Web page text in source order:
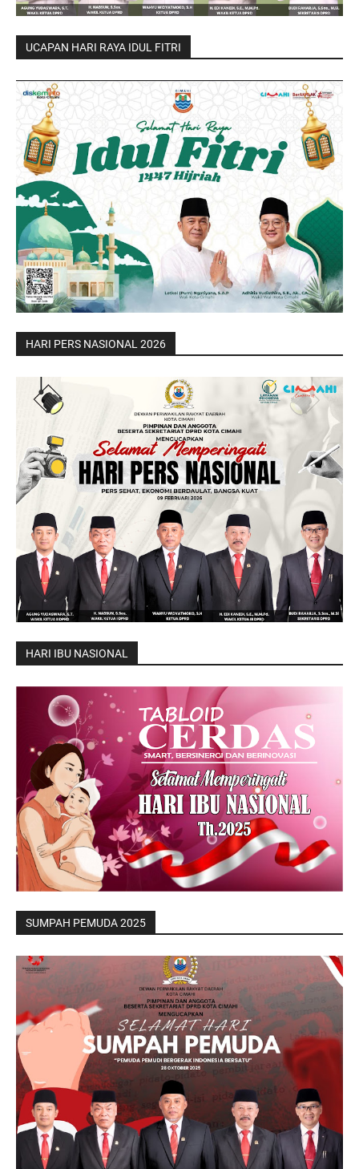
UCAPAN HARI RAYA IDUL FITRI
HARI PERS NASIONAL 2026
HARI IBU NASIONAL
SUMPAH PEMUDA 2025